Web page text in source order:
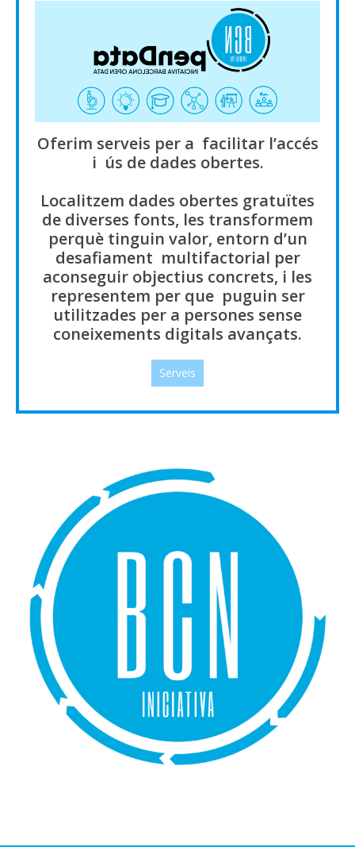
Oferim serveis per a facilitar l’accés
i ús de dades obertes.
Localitzem dades obertes gratuïtes
de diverses fonts, les transformem
perquè tinguin valor, entorn d’un
desafiament multifactorial per
aconseguir objectius concrets, i les
representem per que puguin ser
utilitzades per a persones sense
coneixements digitals avançats.
Serveis